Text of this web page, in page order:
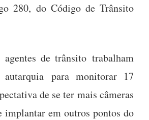
280, do Código de Trânsito
de trânsito trabalham
para monitorar 17
de se ter mais câmeras
implantar em outros pontos do